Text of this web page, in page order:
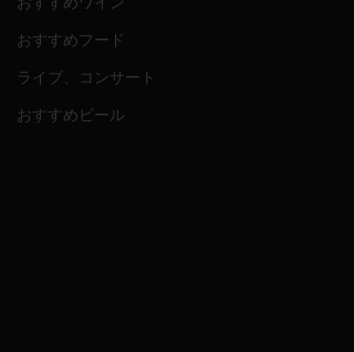
おすすめフード
ライブ、コンサート
おすすめビール